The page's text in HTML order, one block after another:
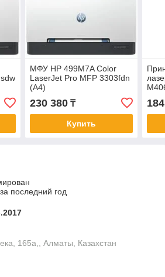
МФУ HP 499M7A Color
LaserJet Pro MFP 3303fdn
(A4)
Printer/Scanner/Copier/Fax/ADF,
600 dpi, 25 ppm, 1200
MHz,
230 380₸
Купить
последний год
165а,, Алматы, Казахстан